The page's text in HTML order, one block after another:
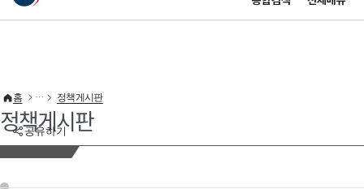
이 누리집은 대한민국 공식 전자정부 누리집입니다.
공유하기
홈 정책게시판
정책게시판